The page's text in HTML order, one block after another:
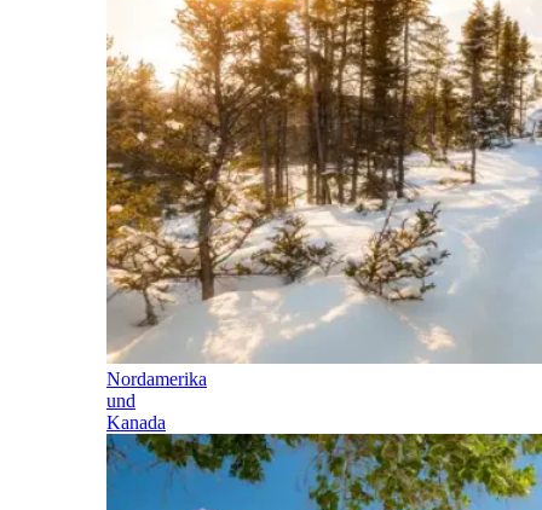
Nordamerika
und
Kanada